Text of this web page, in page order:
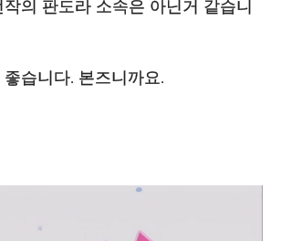
작의 판도라 소속은 아닌거 같습니
습니다. 본즈니까요.